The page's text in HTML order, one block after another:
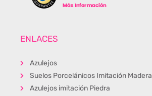
ENLACES
Azulejos
Suelos Porcelánicos Imitación Madera
Azulejos imitación Piedra